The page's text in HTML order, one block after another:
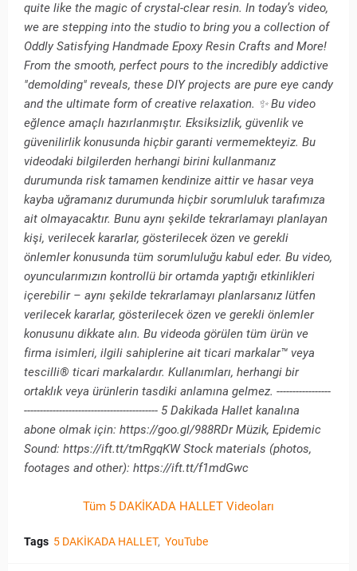
quite like the magic of crystal-clear resin. In today’s video,
we are stepping into the studio to bring you a collection of
Oddly Satisfying Handmade Epoxy Resin Crafts and More!
From the smooth, perfect pours to the incredibly addictive
"demolding" reveals, these DIY projects are pure eye candy
and the ultimate form of creative relaxation. ✨ Bu video
eğlence amaçlı hazırlanmıştır. Eksiksizlik, güvenlik ve
güvenilirlik konusunda hiçbir garanti vermemekteyiz. Bu
videodaki bilgilerden herhangi birini kullanmanız
durumunda risk tamamen kendinize aittir ve hasar veya
kayba uğramanız durumunda hiçbir sorumluluk tarafımıza
ait olmayacaktır. Bunu aynı şekilde tekrarlamayı planlayan
kişi, verilecek kararlar, gösterilecek özen ve gerekli
önlemler konusunda tüm sorumluluğu kabul eder. Bu video,
oyuncularımızın kontrollü bir ortamda yaptığı etkinlikleri
içerebilir – aynı şekilde tekrarlamayı planlarsanız lütfen
verilecek kararlar, gösterilecek özen ve gerekli önlemler
konusunu dikkate alın. Bu videoda görülen tüm ürün ve
firma isimleri, ilgili sahiplerine ait ticari markalar™ veya
tescilli® ticari markalardır. Kullanımları, herhangi bir
ortaklık veya ürünlerin tasdiki anlamına gelmez. -----------------
------------------------------------------ 5 Dakikada Hallet kanalına
abone olmak için: https://goo.gl/988RDr Müzik, Epidemic
Sound: https://ift.tt/tmRgqKW Stock materials (photos,
footages and other): https://ift.tt/f1mdGwc
Tüm 5 DAKİKADA HALLET Videoları
Tags 5 DAKİKADA HALLET YouTube